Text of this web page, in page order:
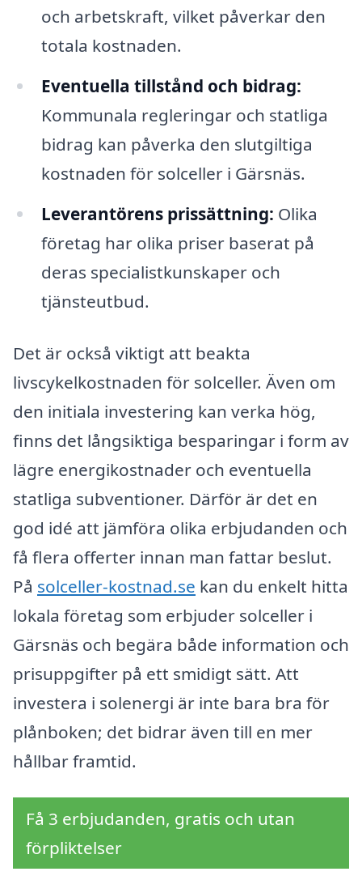
och arbetskraft, vilket påverkar den
totala kostnaden.
Eventuella tillstånd och bidrag:
Kommunala regleringar och statliga
bidrag kan påverka den slutgiltiga
kostnaden för solceller i Gärsnäs.
Leverantörens prissättning: Olika
företag har olika priser baserat på
deras specialistkunskaper och
tjänsteutbud.
Det är också viktigt att beakta
livscykelkostnaden för solceller. Även om
den initiala investering kan verka hög,
finns det långsiktiga besparingar i form av
lägre energikostnader och eventuella
statliga subventioner. Därför är det en
god idé att jämföra olika erbjudanden och
få flera offerter innan man fattar beslut.
På solceller-kostnad.se kan du enkelt hitta
lokala företag som erbjuder solceller i
Gärsnäs och begära både information och
prisuppgifter på ett smidigt sätt. Att
investera i solenergi är inte bara bra för
plånboken; det bidrar även till en mer
hållbar framtid.
Få 3 erbjudanden, gratis och utan
förpliktelser